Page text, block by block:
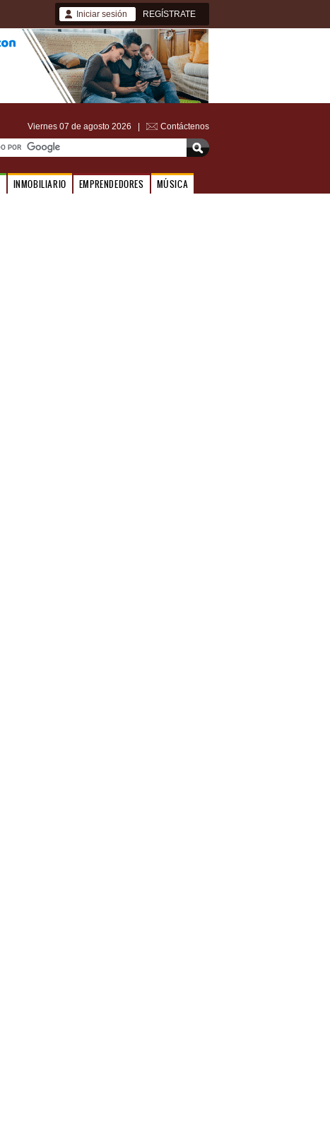
Iniciar sesión REGÍSTRATE
Viernes 07 de agosto 2026 | Contáctenos
INMOBILIARIO EMPRENDEDORES MÚSICA